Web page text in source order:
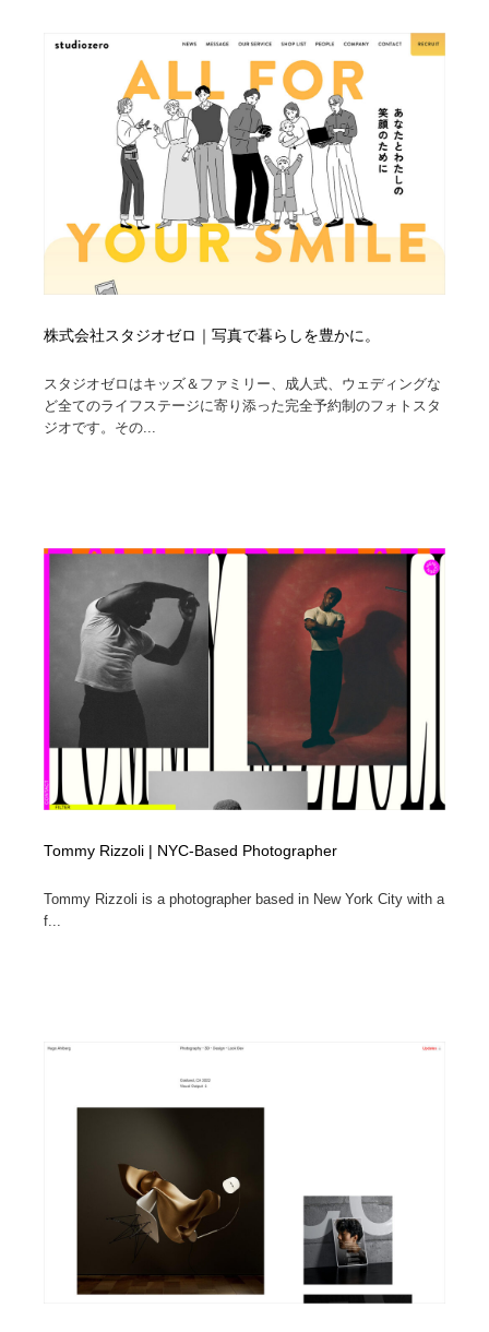
株式会社スタジオゼロ｜写真で暮らしを豊かに。
スタジオゼロはキッズ＆ファミリー、成人式、ウェディングな
ど全てのライフステージに寄り添った完全予約制のフォトスタ
ジオです。その...
Tommy Rizzoli | NYC-Based Photographer
Tommy Rizzoli is a photographer based in New York City with a
f...